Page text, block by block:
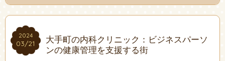
2024
03/21
2024
03/21
大手町の内科クリニック：ビジネスパーソ
ンの健康管理を支援する街